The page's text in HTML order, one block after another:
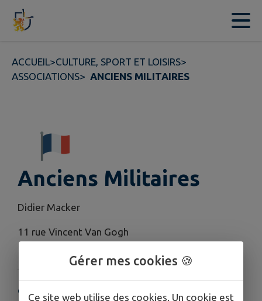
Contenu
ACCUEIL>CULTURE, SPORT ET LOISIRS>
ASSOCIATIONS> ANCIENS MILITAIRES
Anciens Militaires
Didier Macker
11 rue Vincent Van Gogh
COORDONNÉES
Gérer mes cookies 🍪
Ce site web utilise des cookies. Un cookie est